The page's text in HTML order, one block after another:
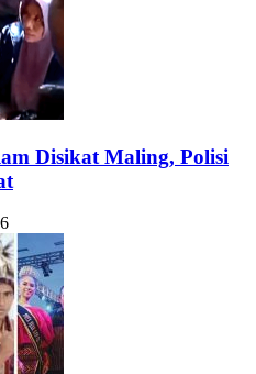
Disikat Maling, Polisi